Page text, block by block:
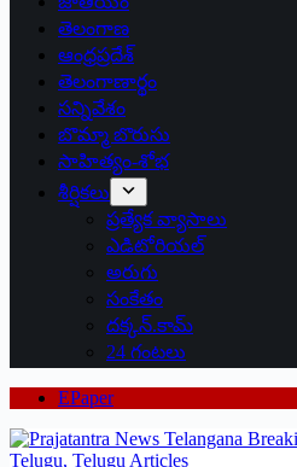
తెలంగాణ
ఆంధ్రప్రదేశ్
తెలంగాణార్థం
సన్నివేశం
బొమ్మా బొరుసు
సాహిత్యం-శోభ
శీర్షికలు
ప్రత్యేక వ్యాసాలు
ఎడిటోరియల్
అరుగు
సంకేతం
దక్కన్.కామ్
24 గంటలు
EPaper